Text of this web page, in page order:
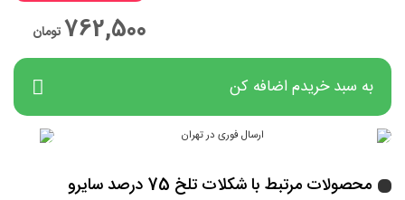
3% تخفیف میخوای؟
762,500تومان
به سبد خریدم اضافه کن
محصولات مرتبط با شکلات تلخ 75 درصد سایرو